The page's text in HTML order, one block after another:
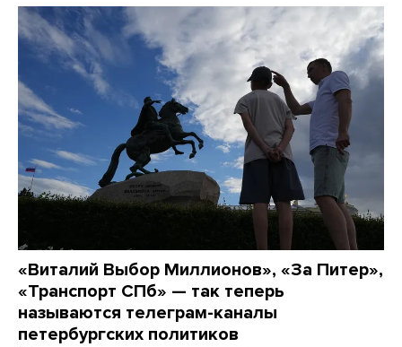
«Виталий Выбор Миллионов», «За Питер»,
«Транспорт СПб» — так теперь
называются телеграм-каналы
петербургских политиков